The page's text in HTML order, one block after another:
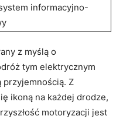
informacyjno-
z ‌myślą ⁤o⁢
tym elektrycznym
przyjemnością. Z‍
ikoną ⁢na każdej⁢ drodze,
motoryzacji jest